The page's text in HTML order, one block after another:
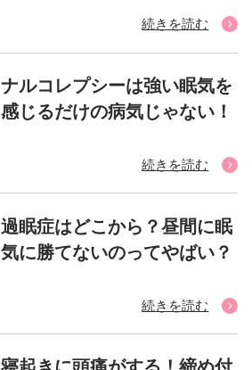
続きを読む
ナルコレプシーは強い眠気を
感じるだけの病気じゃない！
続きを読む
過眠症はどこから？昼間に眠
気に勝てないのってやばい？
続きを読む